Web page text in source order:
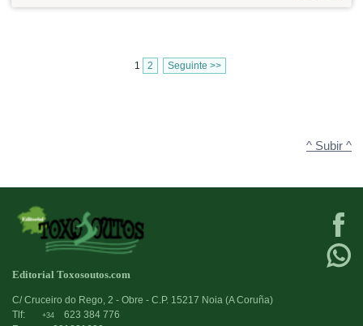
1 2 Seguinte >>
^ Subir ^
Editorial Toxosoutos.com
C/ Cruceiro do Rego, 2 - Obre - C.P. 15217 Noia (A Coruña)
Tlf:
+34
623 384 776